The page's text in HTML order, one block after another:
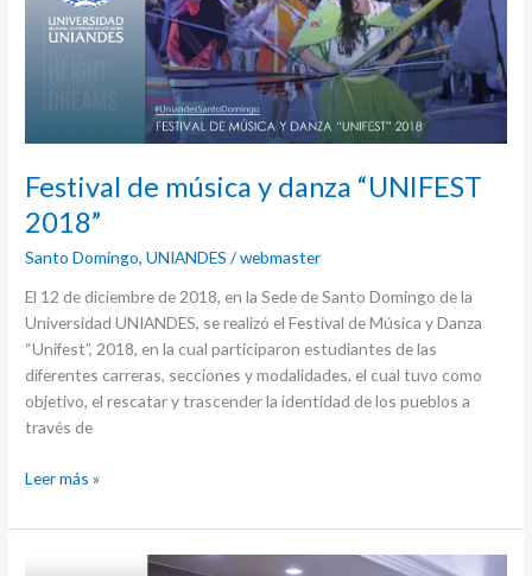
Festival de música y danza “UNIFEST
2018”
Santo Domingo,UNIANDES /webmaster
El 12 de diciembre de 2018, en la Sede de Santo Domingo de la
Universidad UNIANDES, se realizó el Festival de Música y Danza
“Unifest”, 2018, en la cual participaron estudiantes de las
diferentes carreras, secciones y modalidades, el cual tuvo como
objetivo, el rescatar y trascender la identidad de los pueblos a
través de
danza
“UNIFEST
Leer más »